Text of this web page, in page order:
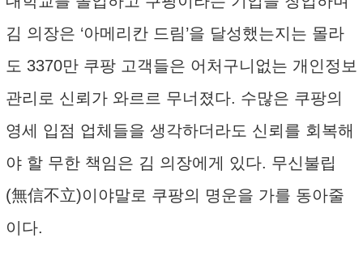
김 의장은 ‘아메리칸 드림’을 달성했는지는 몰라
도 3370만 쿠팡 고객들은 어처구니없는 개인정보
관리로 신뢰가 와르르 무너졌다. 수많은 쿠팡의
영세 입점 업체들을 생각하더라도 신뢰를 회복해
야 할 무한 책임은 김 의장에게 있다. 무신불립
(無信不立)이야말로 쿠팡의 명운을 가를 동아줄
이다.